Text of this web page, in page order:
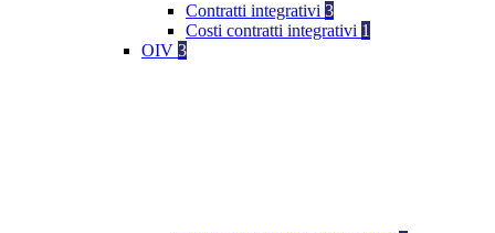
Contratti integrativi 3
Costi contratti integrativi 1
OIV 3